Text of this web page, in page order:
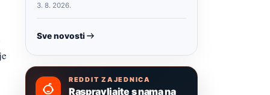
3. 8. 2026.
Sve novosti
REDDIT ZAJEDNICA
Raspravljajte s nama na